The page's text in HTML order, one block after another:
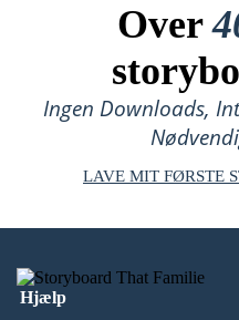
Over
Ingen Downloads,
LAVE MIT FØRSTE
Hjælp